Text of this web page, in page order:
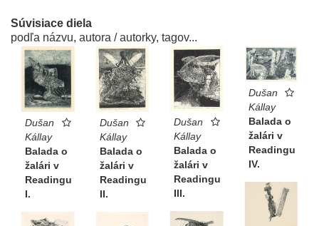
Súvisiace diela
podľa názvu, autora / autorky, tagov...
Dušan
Kállay
Balada o
žalári v
Readingu
I.
Dušan
Kállay
Balada o
žalári v
Readingu
II.
Dušan
Kállay
Balada o
žalári v
Readingu
III.
Dušan
Kállay
Balada o
žalári v
Readingu
IV.